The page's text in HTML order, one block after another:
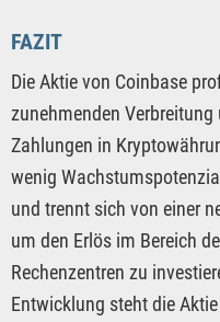
FAZIT
Die Aktie von Coinbase
zunehmenden
Zahlungen in
wenig
und trennt sich von einer
um den Erlös im Bereich
Rechenzentren zu
Entwicklung steht die